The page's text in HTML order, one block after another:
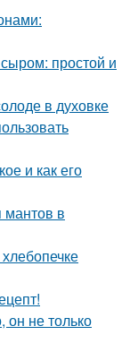
простой и
в духовке
и как его
мантов в
не только